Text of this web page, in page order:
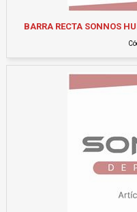
BARRA RECTA SONNOS